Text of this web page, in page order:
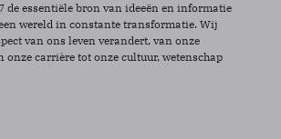
de essentiële bron van ideeën en informatie
wereld in constante transformatie. Wij
van ons leven verandert, van onze
onze carrière tot onze cultuur, wetenschap